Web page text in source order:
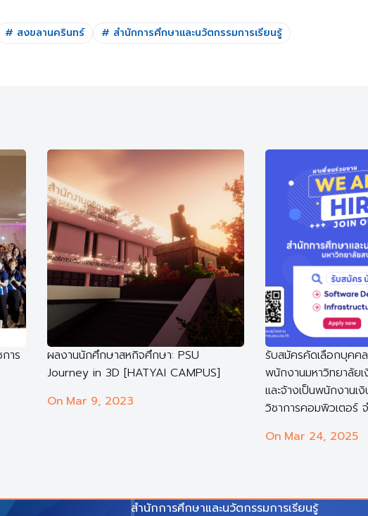
# สงขลานครินทร์ # สำนักการศึกษาและนวัตกรรมการเรียนรู้
าร
ผลงานนักศึกษาสหกิจศึกษา: PSU
Journey in 3D [HATYAI CAMPUS]
On Mar 9, 2023
รับสมัครคัดเลือกบุคค
พนักงานมหาวิทยาลัย
และจ้างเป็นพนักงานเ
วิชาการคอมพิวเตอร์
On Mar 24, 2025
สำนักการศึกษาและนวัตกรรมการเรียนรู้